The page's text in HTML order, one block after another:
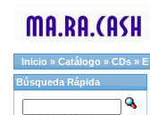
Inicio » Catálogo » CDs » E
Búsqueda Rápida